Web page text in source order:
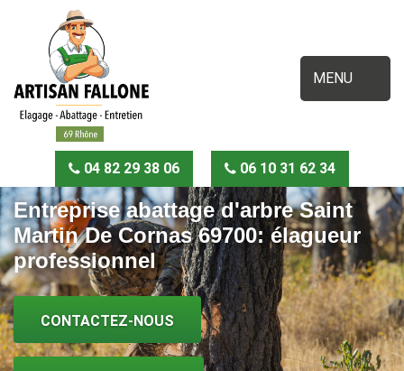
MENU
04 82 29 38 06 06 10 31 62 34
Entreprise abattage d'arbre Saint
Martin De Cornas 69700: élagueur
professionnel
CONTACTEZ-NOUS